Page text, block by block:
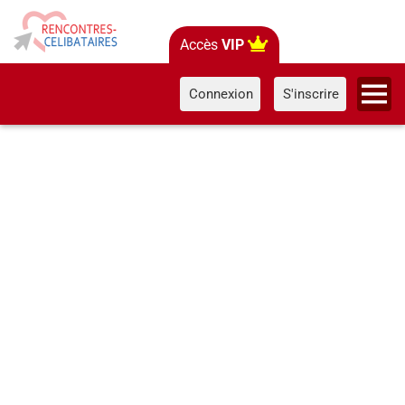
Accès VIP
Connexion S'inscrire